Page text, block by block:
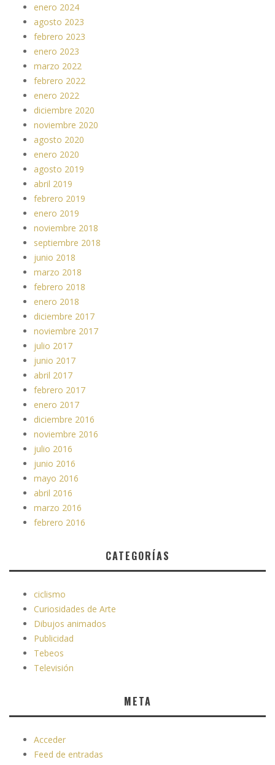
enero 2024
agosto 2023
febrero 2023
enero 2023
marzo 2022
febrero 2022
enero 2022
diciembre 2020
noviembre 2020
agosto 2020
enero 2020
agosto 2019
abril 2019
febrero 2019
enero 2019
noviembre 2018
septiembre 2018
junio 2018
marzo 2018
febrero 2018
enero 2018
diciembre 2017
noviembre 2017
julio 2017
junio 2017
abril 2017
febrero 2017
enero 2017
diciembre 2016
noviembre 2016
julio 2016
junio 2016
mayo 2016
abril 2016
marzo 2016
febrero 2016
CATEGORÍAS
ciclismo
Curiosidades de Arte
Dibujos animados
Publicidad
Tebeos
Televisión
META
Acceder
Feed de entradas